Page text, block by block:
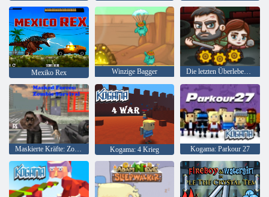
Mexiko Rex Winzige Bagger Die letzten Überlebenden
Maskierte Kräfte: Zombie-Überleben Kogama: 4 Krieg Kogama: Parkour 27